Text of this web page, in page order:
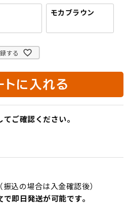
モカブラウン
する
ご確認ください。
（振込の場合は入金確認後）
即日発送が可能です。